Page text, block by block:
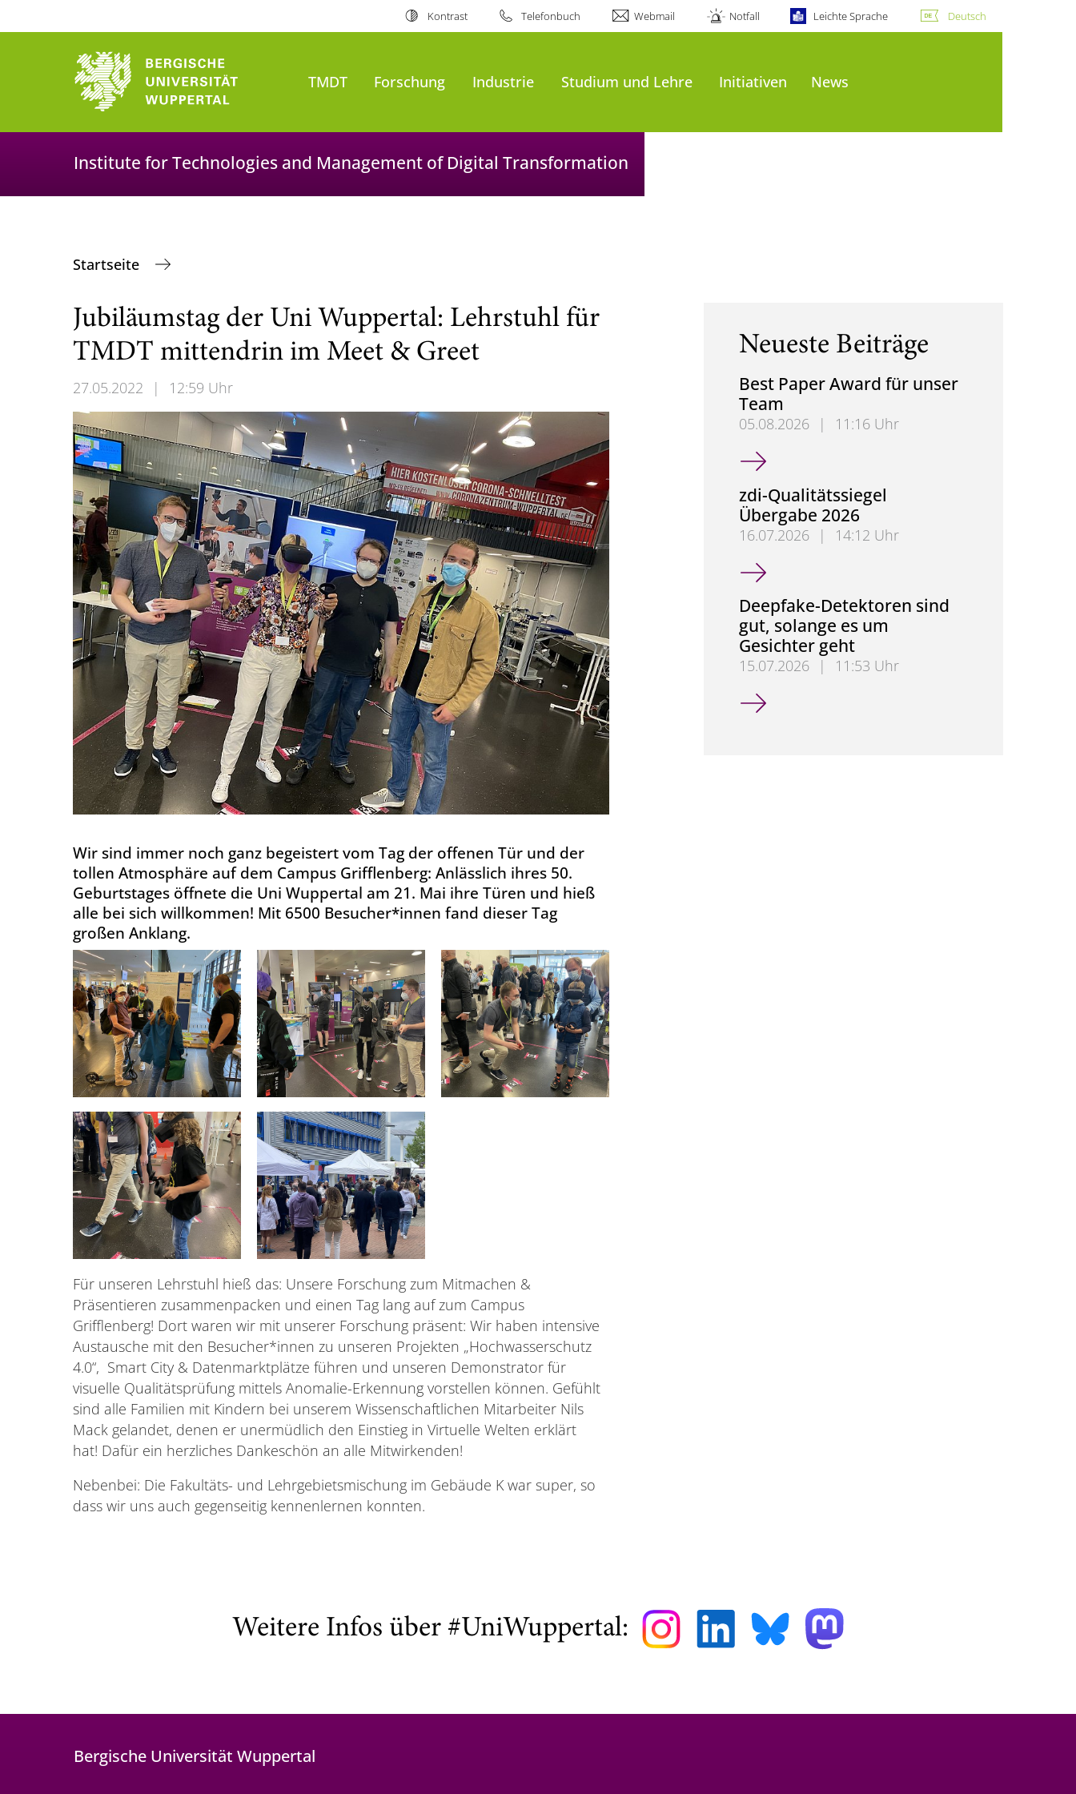
Kontrast Telefonbuch Webmail Notfall Leichte Sprache Deutsch
TMDT Forschung Industrie Studium und Lehre Initiativen News
Institute for Technologies and Management of Digital Transformation
Startseite
Jubiläumstag der Uni Wuppertal: Lehrstuhl für
TMDT mittendrin im Meet & Greet
27.05.2022 | 12:59 Uhr
Wir sind immer noch ganz begeistert vom Tag der offenen Tür und der
tollen Atmosphäre auf dem Campus Grifflenberg: Anlässlich ihres 50.
Geburtstages öffnete die Uni Wuppertal am 21. Mai ihre Türen und hieß
alle bei sich willkommen! Mit 6500 Besucher*innen fand dieser Tag
großen Anklang.
Für unseren Lehrstuhl hieß das: Unsere Forschung zum Mitmachen &
Präsentieren zusammenpacken und einen Tag lang auf zum Campus
Grifflenberg! Dort waren wir mit unserer Forschung präsent: Wir haben intensive
Austausche mit den Besucher*innen zu unseren Projekten „Hochwasserschutz
4.0“, Smart City & Datenmarktplätze führen und unseren Demonstrator für
visuelle Qualitätsprüfung mittels Anomalie-Erkennung vorstellen können. Gefühlt
sind alle Familien mit Kindern bei unserem Wissenschaftlichen Mitarbeiter Nils
Mack gelandet, denen er unermüdlich den Einstieg in Virtuelle Welten erklärt
hat! Dafür ein herzliches Dankeschön an alle Mitwirkenden!
Nebenbei: Die Fakultäts- und Lehrgebietsmischung im Gebäude K war super, so
dass wir uns auch gegenseitig kennenlernen konnten.
Neueste Beiträge
Best Paper Award für unser
Team
05.08.2026 |
11:16 Uhr
Best Paper Award für unser Team
zdi-Qualitätssiegel
Übergabe 2026
16.07.2026 |
14:12 Uhr
zdi-Qualitätssiegel Übergabe 2026
Deepfake-Detektoren sind
gut, solange es um
Gesichter geht
15.07.2026 |
11:53 Uhr
Deepfake-Detektoren sind gut, solange es um
Weitere Infos über #UniWuppertal:
Bergische Universität Wuppertal